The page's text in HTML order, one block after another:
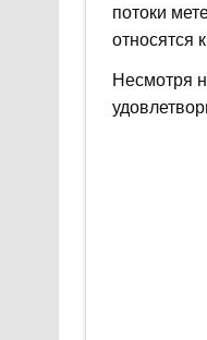
потоки
относятся
Несмотря